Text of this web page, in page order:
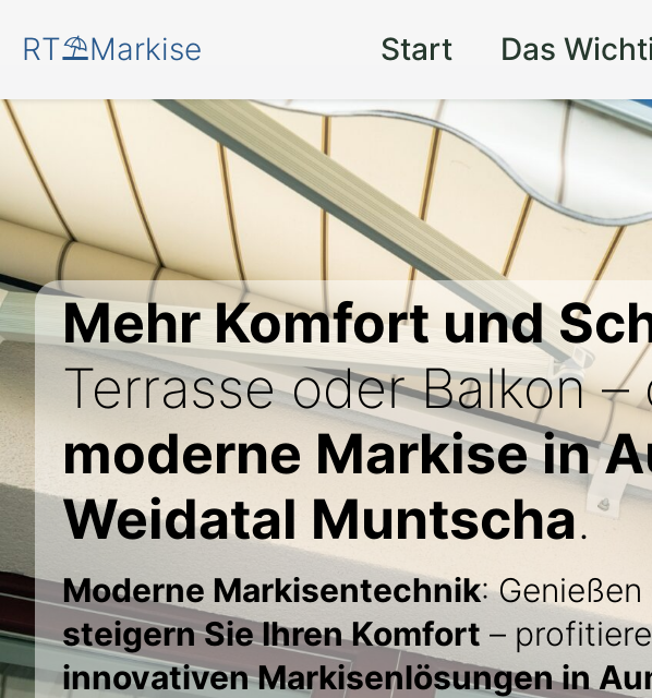
RT⛱️Markise Start Das
Mehr Komfort und
Terrasse oder Balkon
moderne Markise in
Weidatal Muntscha.
Moderne Markisentechnik:
steigern Sie Ihren Komfort –
innovativen Markisenlösungen in